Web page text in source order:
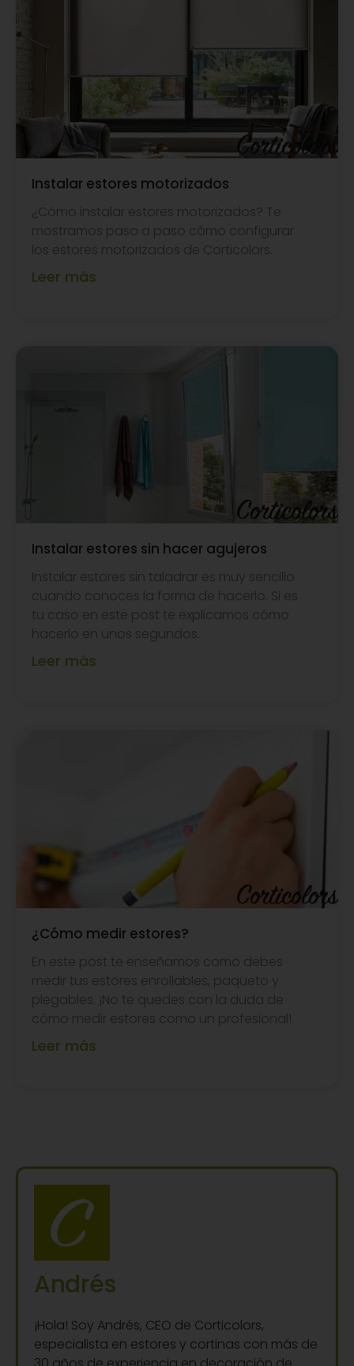
Instalar estores motorizados
¿Cómo instalar estores motorizados? Te
mostramos paso a paso cómo configurar
los estores motorizados de Corticolors.
Leer más
Instalar estores sin hacer agujeros
Instalar estores sin taladrar es muy sencillo
cuando conoces la forma de hacerlo. Si es
tu caso en este post te explicamos cómo
hacerlo en unos segundos.
Leer más
¿Cómo medir estores?
En este post te enseñamos como debes
medir tus estores enrollables, paqueto y
plegables. ¡No te quedes con la duda de
cómo medir estores como un profesional!
Leer más
Andrés
¡Hola! Soy Andrés, CEO de Corticolors,
especialista en estores y cortinas con más de